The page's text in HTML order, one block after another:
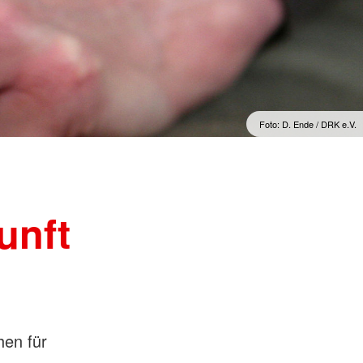
(MPG)
DekonV
für Einsatzkräfte der
für
der Medizinischen
(MTF) des Bundes
Berufsausbildung
Foto: D. Ende / DRK e.V.
für